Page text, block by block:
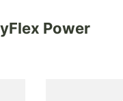
Power